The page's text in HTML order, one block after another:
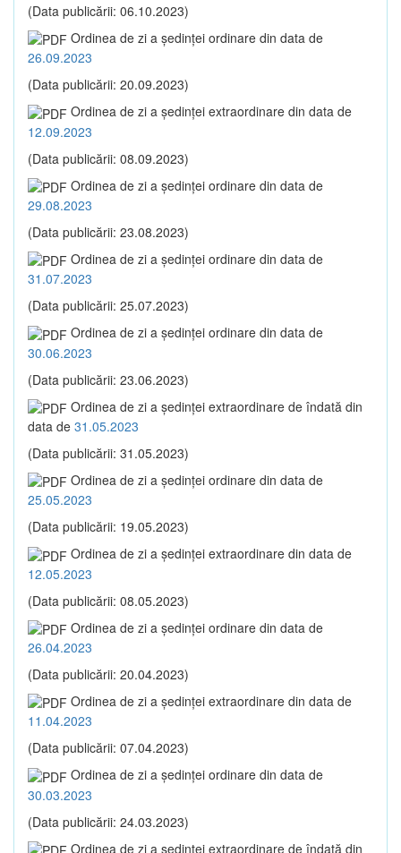
(Data publicării: 06.10.2023)
Ordinea de zi a şedinţei ordinare din data de
26.09.2023
(Data publicării: 20.09.2023)
Ordinea de zi a şedinţei extraordinare din data de
12.09.2023
(Data publicării: 08.09.2023)
Ordinea de zi a şedinţei ordinare din data de
29.08.2023
(Data publicării: 23.08.2023)
Ordinea de zi a şedinţei ordinare din data de
31.07.2023
(Data publicării: 25.07.2023)
Ordinea de zi a şedinţei ordinare din data de
30.06.2023
(Data publicării: 23.06.2023)
Ordinea de zi a şedinţei extraordinare de îndată din
data de 31.05.2023
(Data publicării: 31.05.2023)
Ordinea de zi a şedinţei ordinare din data de
25.05.2023
(Data publicării: 19.05.2023)
Ordinea de zi a şedinţei extraordinare din data de
12.05.2023
(Data publicării: 08.05.2023)
Ordinea de zi a şedinţei ordinare din data de
26.04.2023
(Data publicării: 20.04.2023)
Ordinea de zi a şedinţei extraordinare din data de
11.04.2023
(Data publicării: 07.04.2023)
Ordinea de zi a şedinţei ordinare din data de
30.03.2023
(Data publicării: 24.03.2023)
Ordinea de zi a şedinţei extraordinare de îndată din